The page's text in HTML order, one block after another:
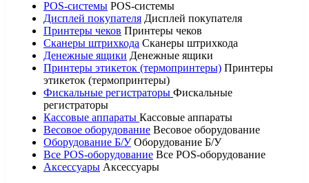
POS-системы POS-системы
Дисплей покупателя Дисплей покупателя
Принтеры чеков Принтеры чеков
Сканеры штрихкода Сканеры штрихкода
Денежные ящики Денежные ящики
Принтеры этикеток (термопринтеры) Принтеры
этикеток (термопринтеры)
Фискальные регистраторы Фискальные
регистраторы
Кассовые аппараты Кассовые аппараты
Весовое оборудование Весовое оборудование
Оборудование Б/У Оборудование Б/У
Все POS-оборудование Все POS-оборудование
Аксессуары Аксессуары